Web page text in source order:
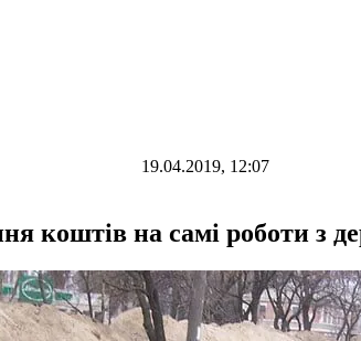
19.04.2019, 12:07
коштів на самі роботи з